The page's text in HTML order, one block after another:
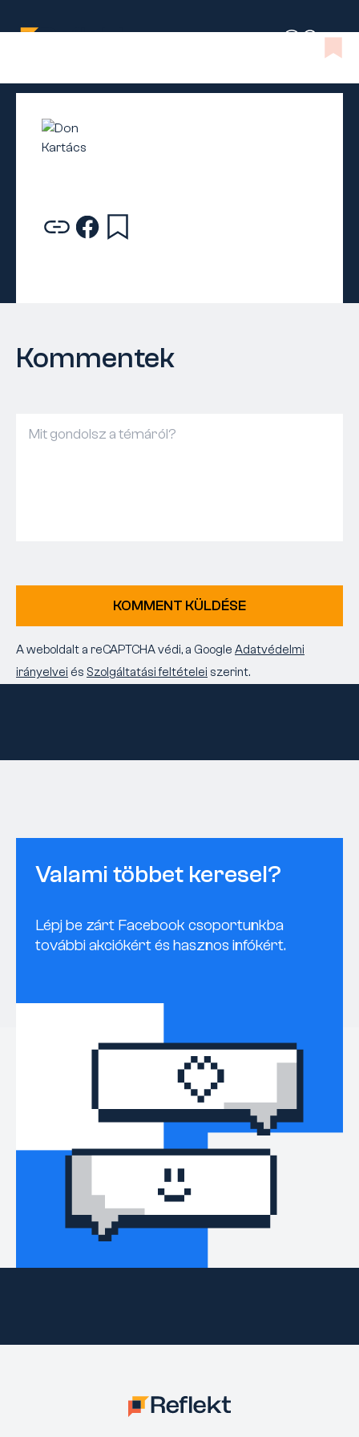
Kommentek
KOMMENT KÜLDÉSE
A weboldalt a reCAPTCHA védi, a Google Adatvédelmi
irányelvei és Szolgáltatási feltételei szerint.
Valami többet keresel?
Lépj be zárt Facebook csoportunkba
további akciókért és hasznos infókért.